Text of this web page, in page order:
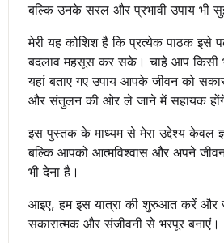
बल्कि उनके सरल और प्रभावी उपाय भी
मेरी यह कोशिश है कि प्रत्येक पाठक इसे
बदलाव महसूस कर सके। चाहे आप किसी
यहां बताए गए उपाय आपके जीवन को
और संतुलन की ओर ले जाने में सहायक
इस पुस्तक के माध्यम से मेरा उद्देश्य केवल
बल्कि आपको आत्मविश्वास और अपने
भी देना है।
आइए, हम इस यात्रा की शुरुआत करें और
सकारात्मक और संजीवनी से भरपूर बनाएं।